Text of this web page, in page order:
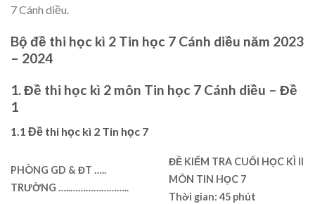
7 Cánh diều.
Bộ đề thi học kì 2 Tin học 7 Cánh diều năm 2023
– 2024
1. Đề thi học kì 2 môn Tin học 7 Cánh diều – Đề
1
1.1 Đề thi học kì 2 Tin học 7
PHÒNG GD & ĐT …..
TRƯỜNG …..…………………..
ĐỀ KIỂM TRA CUỐI HỌC KÌ II
MÔN TIN HỌC 7
Thời gian: 45 phút